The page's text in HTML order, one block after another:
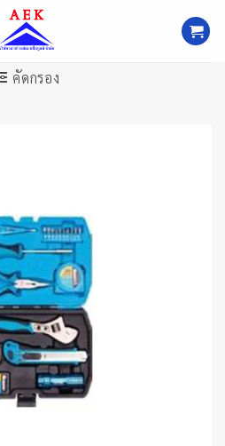
คัดกรอง